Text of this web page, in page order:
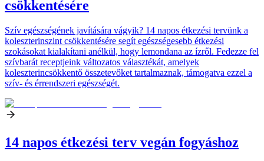
csökkentésére
Szív egészségének javítására vágyik? 14 napos étkezési tervünk a
koleszterinszint csökkentésére segít egészségesebb étkezési
szokásokat kialakítani anélkül, hogy lemondana az ízről. Fedezze fel
szívbarát receptjeink változatos választékát, amelyek
koleszterincsökkentő összetevőket tartalmaznak, támogatva ezzel a
szív- és érrendszeri egészségét.
14 napos étkezési terv vegán fogyáshoz